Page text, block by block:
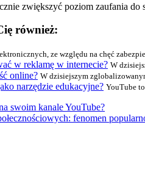
zwiększyć poziom zaufania
również:
ze względu na chęć
w reklamę w internecie? W
online? W dzisiejszym
narzędzie edukacyjne? YouTube
swoim kanale YouTube?
fenomen